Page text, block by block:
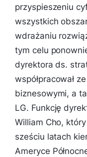
przyspieszeniu
wszystkich
wdrażaniu
tym celu
dyrektora ds.
współpracował
biznesowymi, a
LG. Funkcję
William Cho,
sześciu latach
Ameryce